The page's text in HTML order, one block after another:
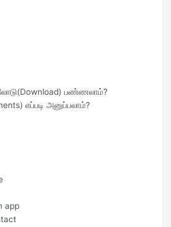
பண்ணலாம்?
எப்படி அனுப்பலாம்?
app